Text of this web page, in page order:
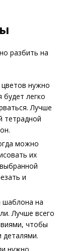
разбить на
нужно
будет легко
Лучше
тетрадной
можно
их
и
шаблона на
Лучше всего
чтобы
деталями.